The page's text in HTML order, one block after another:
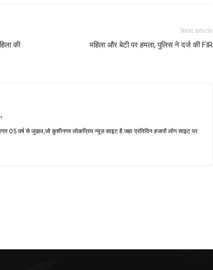
की
Next article
महिला और बेटी पर हमला, पुलिस ने दर्ज की FIR
05 वर्ष से जुडाव,जो कुशीनगर लोकप्रिय न्यूज़ साइट है.जहा प्रतिदिन हजारों लोग साइट पर